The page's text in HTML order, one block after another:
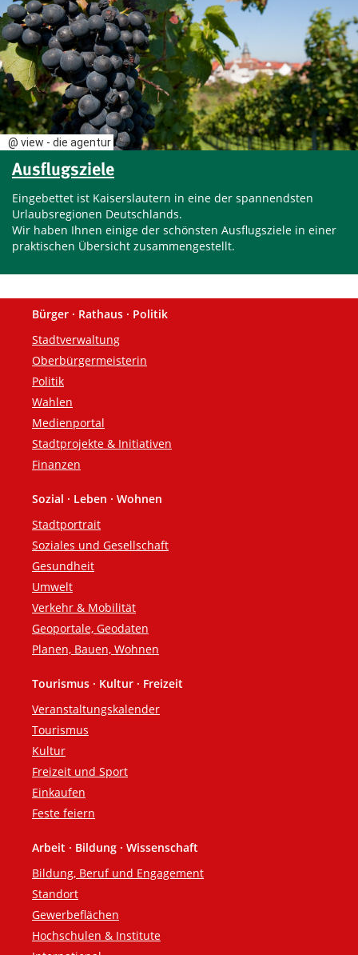
@ view - die agentur
Ausflugsziele
Eingebettet ist Kaiserslautern in eine der spannendsten
Urlaubsregionen Deutschlands.
Wir haben Ihnen einige der schönsten Ausflugsziele in einer
praktischen Übersicht zusammengestellt.
Fußzeile
Bürger · Rathaus · Politik
Stadtverwaltung
Oberbürgermeisterin
Politik
Wahlen
Medienportal
Stadtprojekte & Initiativen
Finanzen
Sozial · Leben · Wohnen
Stadtportrait
Soziales und Gesellschaft
Gesundheit
Umwelt
Verkehr & Mobilität
Geoportale, Geodaten
Planen, Bauen, Wohnen
Tourismus · Kultur · Freizeit
Veranstaltungskalender
Tourismus
Kultur
Freizeit und Sport
Einkaufen
Feste feiern
Arbeit · Bildung · Wissenschaft
Bildung, Beruf und Engagement
Standort
Gewerbeflächen
Hochschulen & Institute